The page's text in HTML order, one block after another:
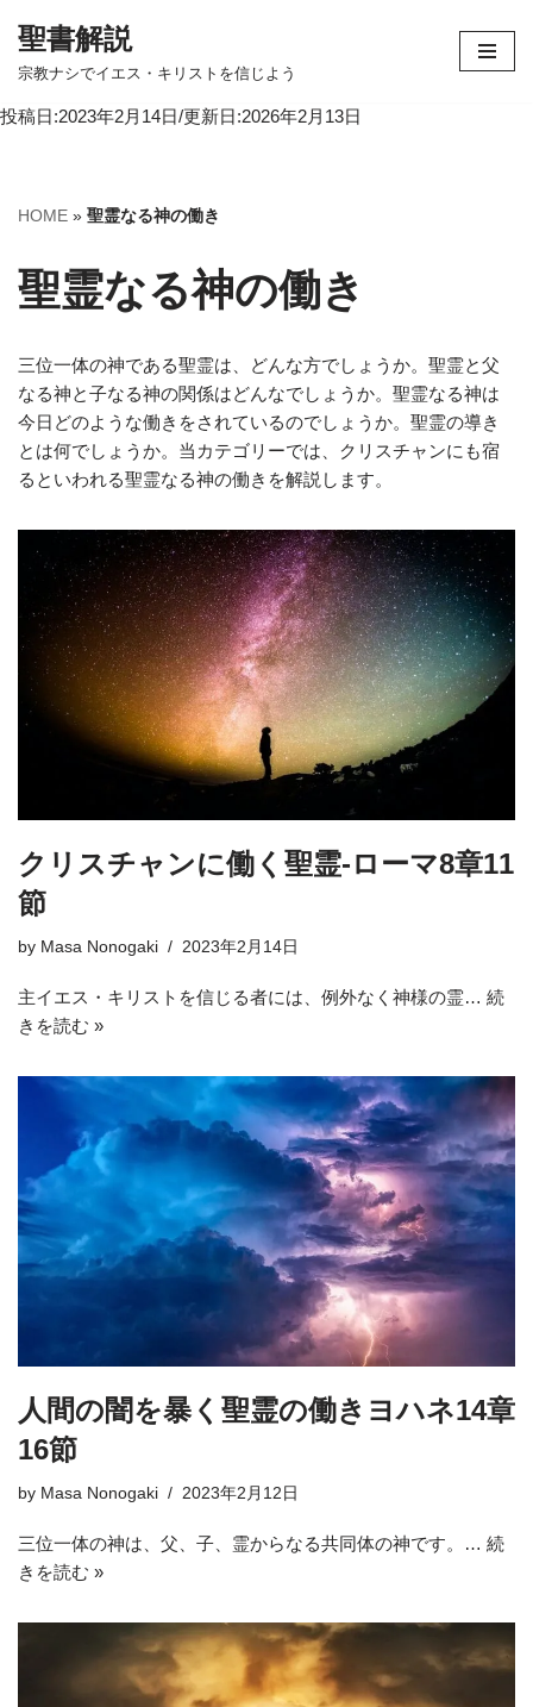
コ
テ
へ
キ
ッ
聖書解説
宗教ナシでイエス・キリストを信じよう
投稿日:2023年2月14日/更新日:2026年2月13日
HOME » 聖霊なる神の働き
聖霊なる神の働き
三位一体の神である聖霊は、どんな方でしょうか。聖霊と父
なる神と子なる神の関係はどんなでしょうか。聖霊なる神は
今日どのような働きをされているのでしょうか。聖霊の導き
とは何でしょうか。当カテゴリーでは、クリスチャンにも宿
るといわれる聖霊なる神の働きを解説します。
クリスチャンに働く聖霊-ローマ8章11
節
by Masa Nonogaki 2023年2月14日
主イエス・キリストを信じる者には、例外なく神様の霊… 続
きを読む »
人間の闇を暴く聖霊の働きヨハネ14章
16節
by Masa Nonogaki 2023年2月12日
三位一体の神は、父、子、霊からなる共同体の神です。… 続
きを読む »